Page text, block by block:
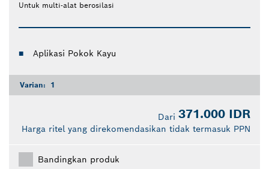
Untuk multi-alat berosilasi
Aplikasi Pokok Kayu
Varian: 1
Dari 371.000 IDR
Harga ritel yang direkomendasikan tidak termasuk PPN
Bandingkan produk